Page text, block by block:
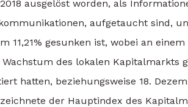
ausgelöst worden, als
aufgetaucht sind,
11,21% gesunken ist, wobei an
des lokalen Kapitalmarkts
hatten, beziehungsweise 18.
der Hauptindex des